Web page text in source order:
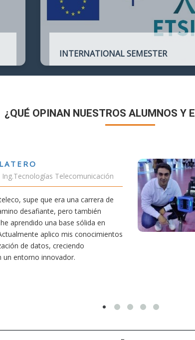
INTERNATIONAL SEMESTER
¿QUÉ OPINAN NUESTROS ALUMNOS Y
SÁNCHEZ VALENCIA
Doble Grado Teleco-ADE
me ha permitido comprender cómo la
afecta nuestra vida diaria. Aunque la carrera
he dedicado parte de mi tiempo a otras
como el salvamento y socorrismo. Estoy
de que elegir teleco ha sido una de las
que he tomado.